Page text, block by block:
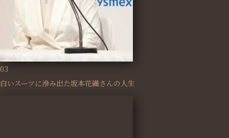
03
白いスーツに滲み出た坂本花織さんの人生